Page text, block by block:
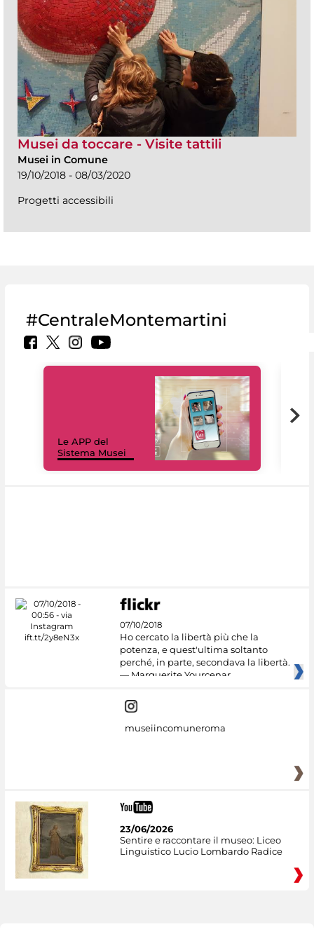
Musei da toccare - Visite tattili
Musei in Comune
19/10/2018 - 08/03/2020
Progetti accessibili
#CentraleMontemartini
Le APP del
Sistema Musei
07/10/2018
Ho cercato la libertà più che la
potenza, e quest'ultima soltanto
perché, in parte, secondava la libertà.
— Marguerite Yourcenar
museiincomuneroma
23/06/2026
Sentire e raccontare il museo: Liceo
Linguistico Lucio Lombardo Radice